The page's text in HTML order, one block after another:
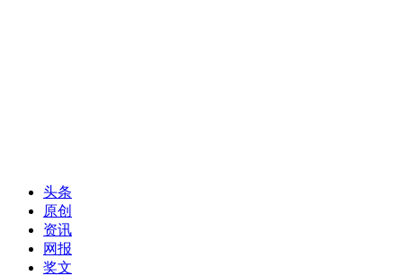
头条
原创
资讯
网报
奖文